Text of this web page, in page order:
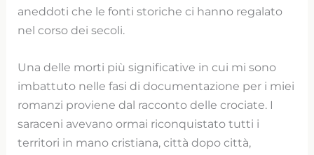
aneddoti che le fonti storiche ci hanno regalato
nel corso dei secoli.
Una delle morti più significative in cui mi sono
imbattuto nelle fasi di documentazione per i miei
romanzi proviene dal racconto delle crociate. I
saraceni avevano ormai riconquistato tutti i
territori in mano cristiana, città dopo città,